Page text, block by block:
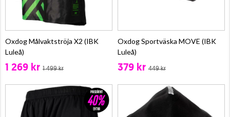
Oxdog Målvaktströja X2 (IBK
Luleå)
1 269 kr 1 499 kr
Oxdog Sportväska MOVE (IBK
Luleå)
379 kr 449 kr